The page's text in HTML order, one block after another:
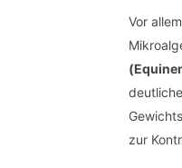
Vor
zur